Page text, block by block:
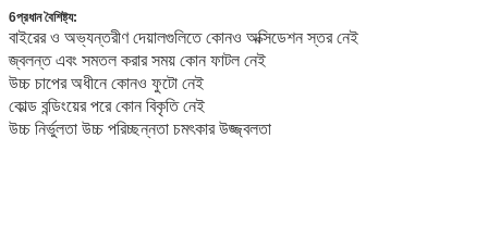
6প্রধান বৈশিষ্ট্য:
বাইরের ও অভ্যন্তরীণ দেয়ালগুলিতে কোনও অক্সিডেশন স্তর নেই
জ্বলন্ত এবং সমতল করার সময় কোন ফাটল নেই
উচ্চ চাপের অধীনে কোনও ফুটো নেই
কোল্ড বন্ডিংয়ের পরে কোন বিকৃতি নেই
উচ্চ নির্ভুলতা উচ্চ পরিচ্ছন্নতা চমৎকার উজ্জ্বলতা